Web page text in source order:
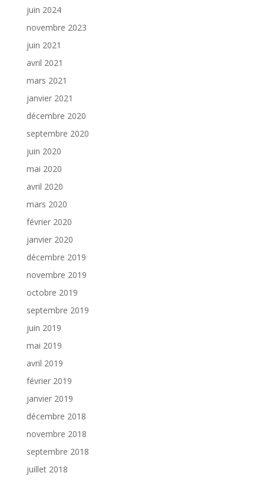
juin 2024
novembre 2023
juin 2021
avril 2021
mars 2021
janvier 2021
décembre 2020
septembre 2020
juin 2020
mai 2020
avril 2020
mars 2020
février 2020
janvier 2020
décembre 2019
novembre 2019
octobre 2019
septembre 2019
juin 2019
mai 2019
avril 2019
février 2019
janvier 2019
décembre 2018
novembre 2018
septembre 2018
juillet 2018